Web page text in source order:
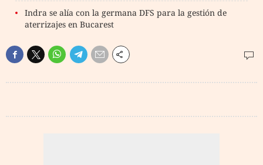
Indra se alía con la germana DFS para la gestión de
aterrizajes en Bucarest